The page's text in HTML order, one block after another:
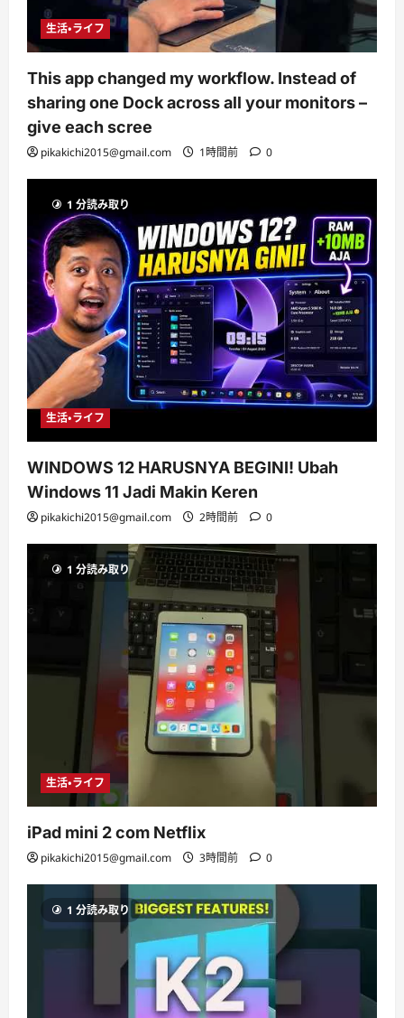
生活・ライフ
This app changed my workflow. Instead of
sharing one Dock across all your monitors –
give each scree
pikakichi2015@gmail.com 1時間前 0
1 分読み取り
生活・ライフ
WINDOWS 12 HARUSNYA BEGINI! Ubah
Windows 11 Jadi Makin Keren
pikakichi2015@gmail.com 2時間前 0
1 分読み取り
生活・ライフ
iPad mini 2 com Netflix
pikakichi2015@gmail.com 3時間前 0
1 分読み取り